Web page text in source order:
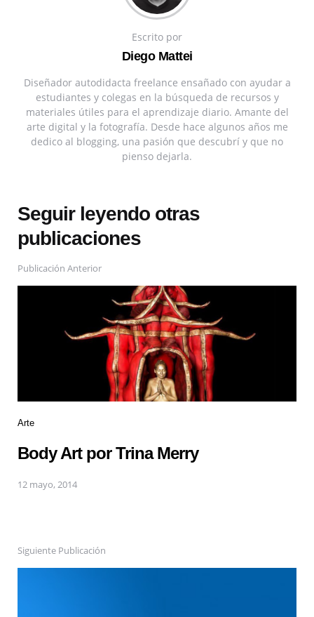
Escrito por
Diego Mattei
Diseñador autodidacta freelance ensañado con ayudar a
estudiantes y colegas en la búsqueda de recursos y
materiales útiles para el aprendizaje diario. Amante del
arte digital y la fotografía. Desde hace algunos años me
dedico al blogging, una pasión que descubrí y que no
pienso dejarla.
Seguir leyendo otras
publicaciones
Publicación Anterior
Arte
Body Art por Trina Merry
12 mayo, 2014
Siguiente Publicación